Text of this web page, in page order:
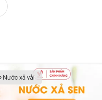
Nước xả vải